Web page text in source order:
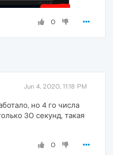
0
Jun 4, 2020, 11:18 PM
но 4 го числа
30 секунд, такая
0